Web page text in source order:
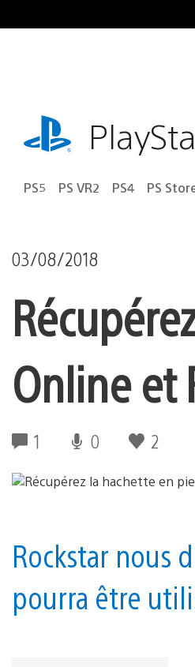
au
playstation.com
PS5 PS VR2 PS4 PS
03/08/2018
Online et
1 0 2
Rockstar nous
pourra être